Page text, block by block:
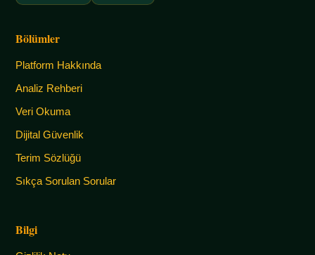
Bölümler
Platform Hakkında
Analiz Rehberi
Veri Okuma
Dijital Güvenlik
Terim Sözlüğü
Sıkça Sorulan Sorular
Bilgi